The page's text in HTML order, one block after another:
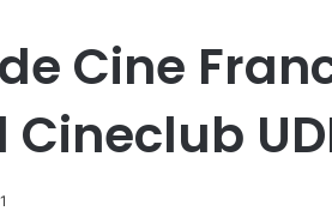
de Cine
Cineclub